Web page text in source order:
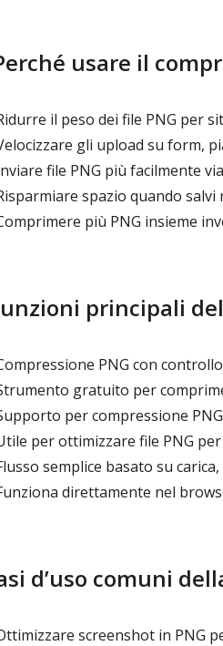
usare il
il peso dei file PNG per
gli upload su form,
file PNG più facilmente
spazio quando salvi
più PNG insieme
principali
PNG con
gratuito per
per compressione
per ottimizzare file PNG
semplice basato su
direttamente nel
d’uso comuni
screenshot in PNG